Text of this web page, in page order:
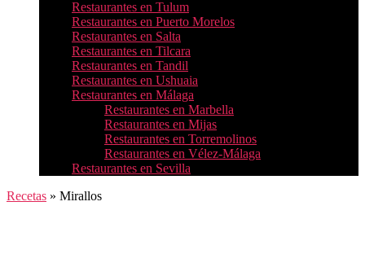
Restaurantes en Tulum
Restaurantes en Puerto Morelos
Restaurantes en Salta
Restaurantes en Tilcara
Restaurantes en Tandil
Restaurantes en Ushuaia
Restaurantes en Málaga
Restaurantes en Marbella
Restaurantes en Mijas
Restaurantes en Torremolinos
Restaurantes en Vélez-Málaga
Restaurantes en Sevilla
Recetas » Mirallos